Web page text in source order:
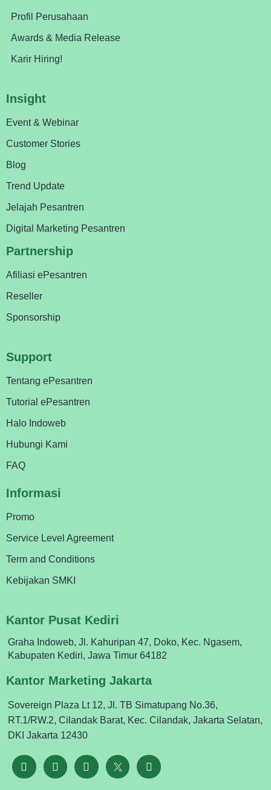
Profil Perusahaan
Awards & Media Release
Karir Hiring!
Insight
Event & Webinar
Customer Stories
Blog
Trend Update
Jelajah Pesantren
Digital Marketing Pesantren
Partnership
Afiliasi ePesantren
Reseller
Sponsorship
Support
Tentang ePesantren
Tutorial ePesantren
Halo Indoweb
Hubungi Kami
FAQ
Informasi
Promo
Service Level Agreement
Term and Conditions
Kebijakan SMKI
Kantor Pusat Kediri
Graha Indoweb, Jl. Kahuripan 47, Doko, Kec. Ngasem,
Kabupaten Kediri, Jawa Timur 64182
Kantor Marketing Jakarta
Sovereign Plaza Lt 12, Jl. TB Simatupang No.36,
RT.1/RW.2, Cilandak Barat, Kec. Cilandak, Jakarta Selatan,
DKI Jakarta 12430